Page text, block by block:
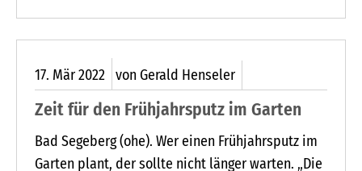
verschiedenen Arten bei Christiane Heise. Sie
liebt diese Orchideen unter anderem deshalb,
weil sie sechs bis acht Wochen lang blühen.
17. Mär2022 von Gerald Henseler
Zeit für den Frühjahrsputz im Garten
Bad Segeberg (ohe). Wer einen Frühjahrsputz im
Garten plant, der sollte nicht länger warten. „Die